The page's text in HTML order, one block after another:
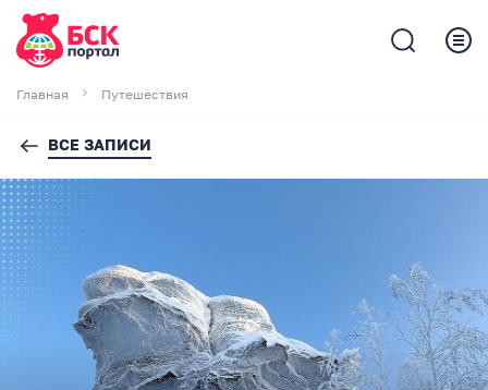
Главная Путешествия
ВСЕ ЗАПИСИ